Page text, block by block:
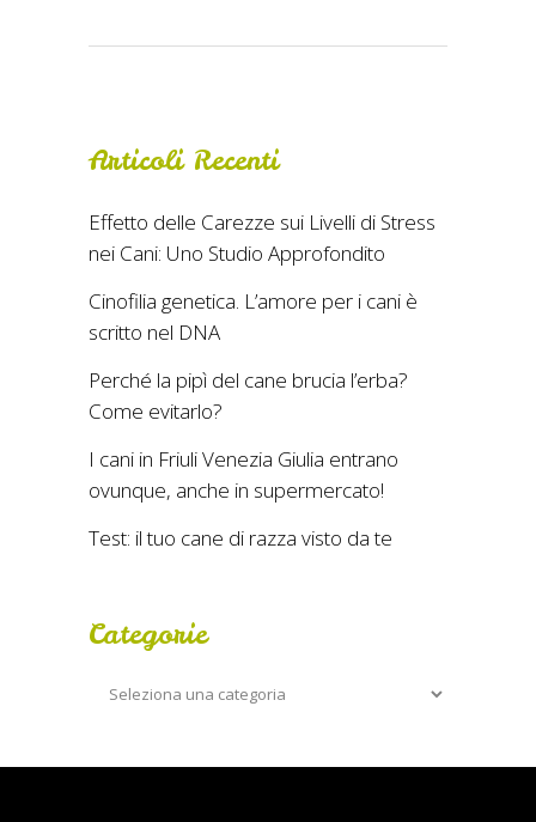
Articoli Recenti
Effetto delle Carezze sui Livelli di Stress
nei Cani: Uno Studio Approfondito
Cinofilia genetica. L’amore per i cani è
scritto nel DNA
Perché la pipì del cane brucia l’erba?
Come evitarlo?
I cani in Friuli Venezia Giulia entrano
ovunque, anche in supermercato!
Test: il tuo cane di razza visto da te
Categorie
Categorie